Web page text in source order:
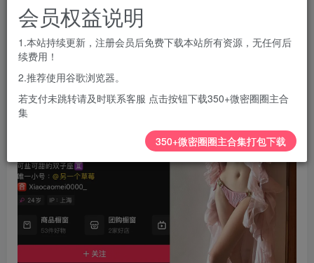
会员权益说明
1.本站持续更新，注册会员后免费下载本站所有资源，无任何后
续费用！
2.推荐使用谷歌浏览器。
若支付未跳转请及时联系客服 点击按钮下载350+微密圈圈主合
集
350+微密圈圈主合集打包下载